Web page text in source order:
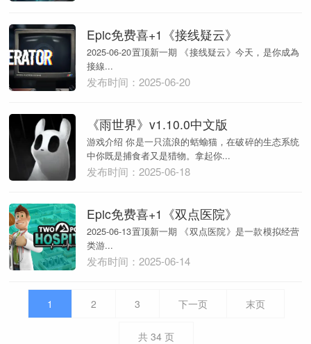
Epic免费喜+1《接线疑云》
2025-06-20置顶新一期 《接线疑云》今天，是你成為
接線...
发布时间：2025-06-20
《雨世界》v1.10.0中文版
游戏介绍 你是一只流浪的蛞蝓猫，在破碎的生态系统
中你既是捕食者又是猎物。拿起你...
发布时间：2025-06-18
Epic免费喜+1《双点医院》
2025-06-13置顶新一期 《双点医院》是一款模拟经营
类游...
发布时间：2025-06-14
1 2 3 下一页 末页
共 34页